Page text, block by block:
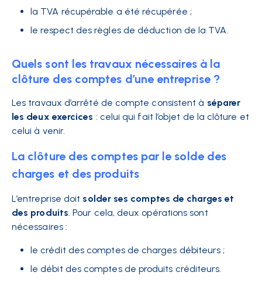
la TVA récupérable a été récupérée ;
le respect des règles de déduction de la TVA.
Quels sont les travaux nécessaires à la
clôture des comptes d’une entreprise ?
Les travaux d’arrêté de compte consistent à séparer
les deux exercices : celui qui fait l’objet de la clôture et
celui à venir.
La clôture des comptes par le solde des
charges et des produits
L’entreprise doit solder ses comptes de charges et
des produits. Pour cela, deux opérations sont
nécessaires :
le crédit des comptes de charges débiteurs ;
le débit des comptes de produits créditeurs.